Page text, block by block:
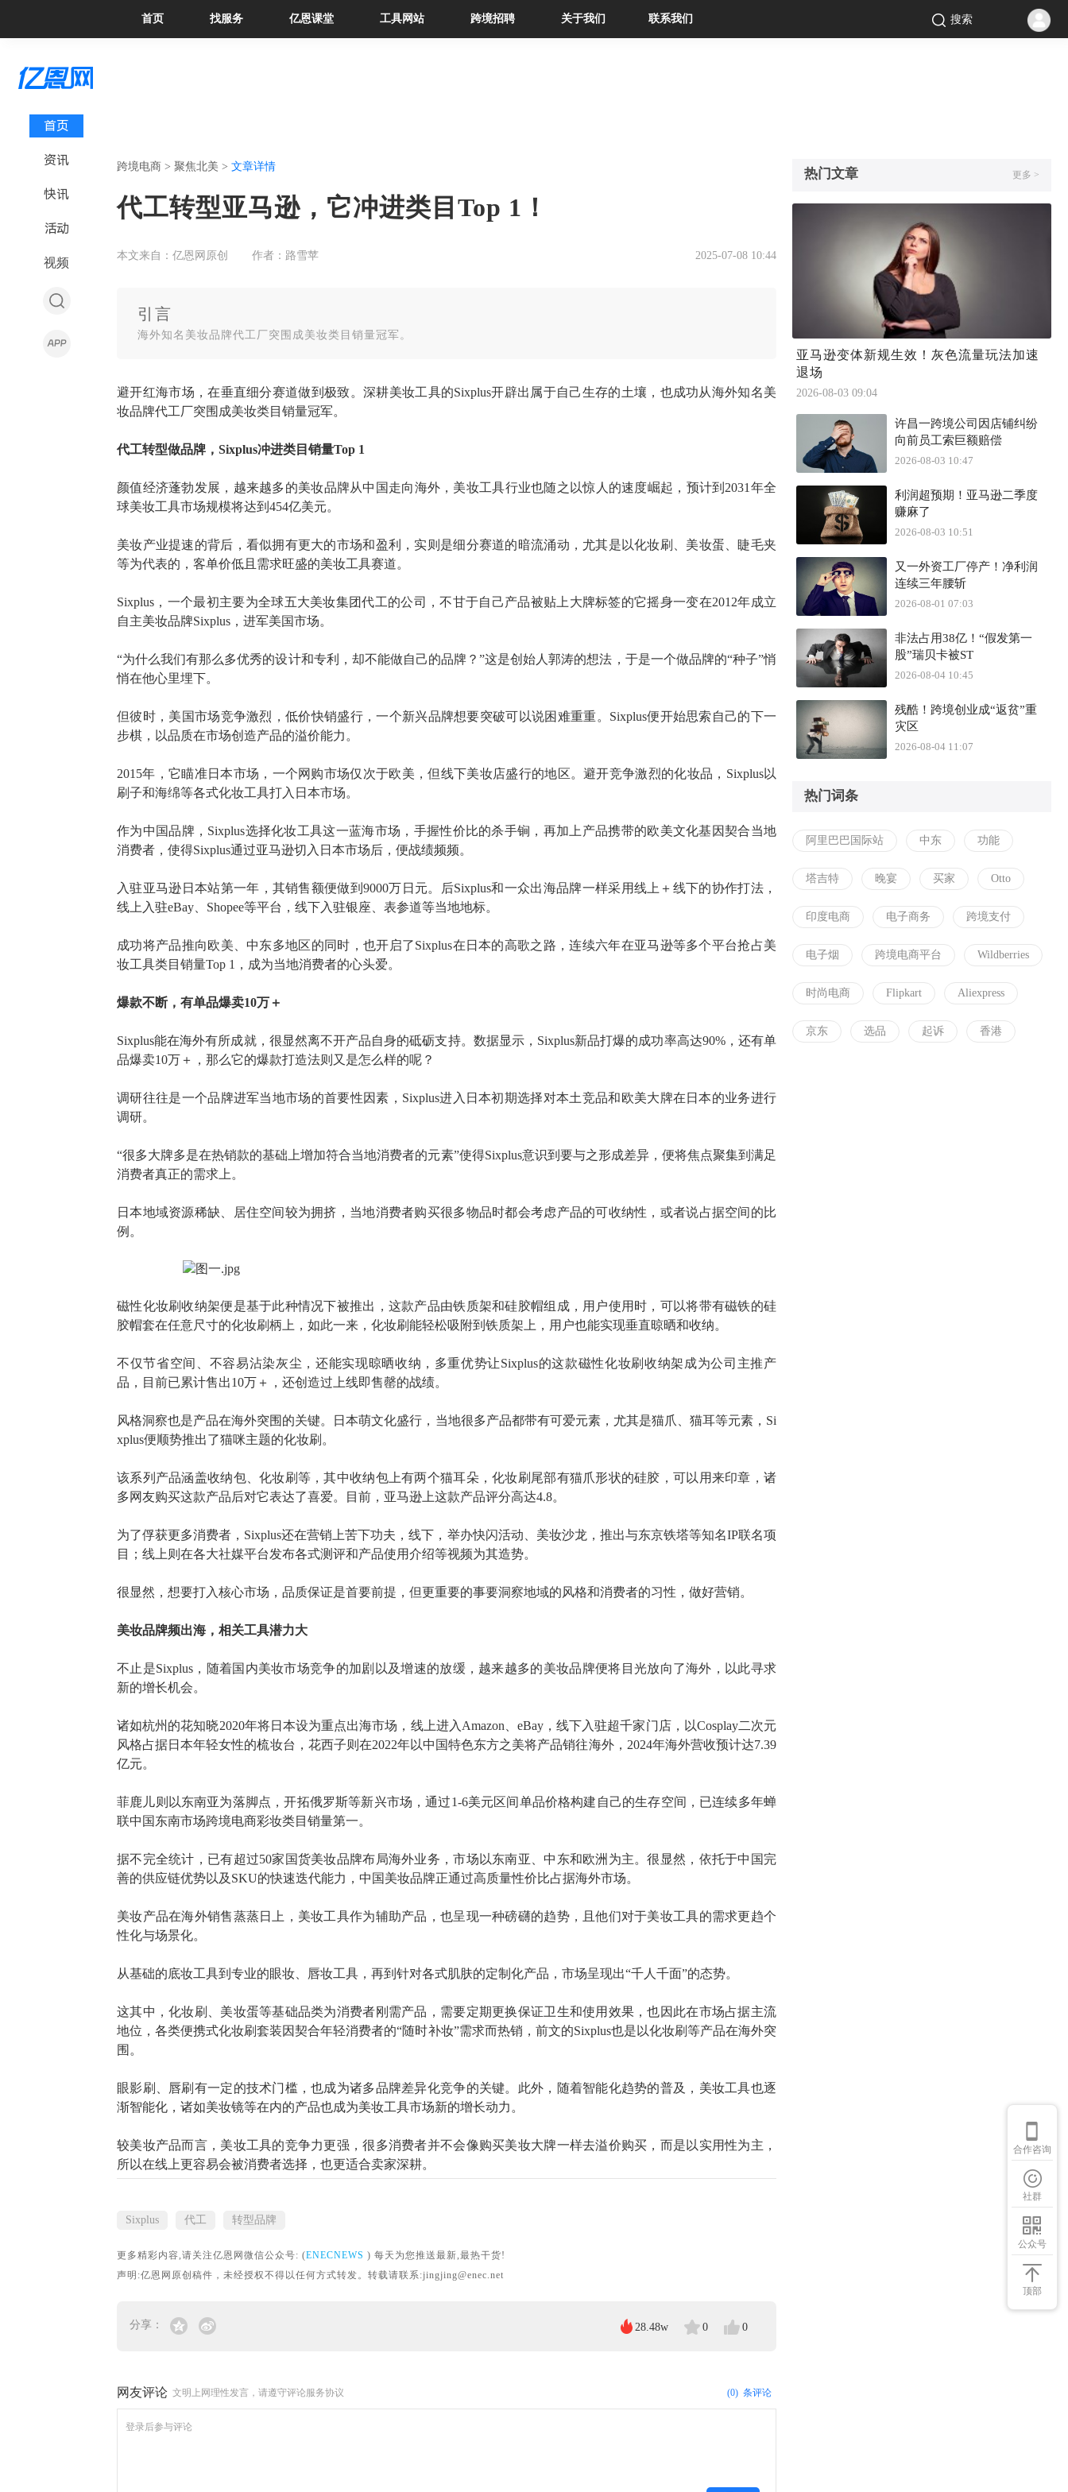
首页 找服务 亿恩课堂 工具网站 跨境招聘 关于我们 联系我们 搜索
首页
资讯
快讯
活动
视频
跨境电商 > 聚焦北美 > 文章详情
代工转型亚马逊，它冲进类目Top 1！
本文来自：亿恩网原创 作者：路雪苹 2025-07-08 10:44
引言
海外知名美妆品牌代工厂突围成美妆类目销量冠军。
避开红海市场，在垂直细分赛道做到极致。深耕美妆工具的Sixplus开辟出属于自己生存的土壤，也成功从海外知名美
妆品牌代工厂突围成美妆类目销量冠军。
代工转型做品牌， Sixplus冲进类目销量Top 1
颜值经济蓬勃发展，越来越多的美妆品牌从中国走向海外，美妆工具行业也随之以惊人的速度崛起，预计到 2031年全
球美妆工具市场规模将达到454亿美元。
美妆产业提速的背后，看似拥有更大的市场和盈利，实则是细分赛道的暗流涌动，尤其是以化妆刷、美妆蛋、睫毛夹
等为代表的，客单价低且需求旺盛的美妆工具赛道。
Sixplus，一个最初主要为全球五大美妆集团代工的公司，不甘于自己产品被贴上大牌标签的它摇身一变在2012年成立
自主美妆品牌Sixplus，进军美国市场。
“为什么我们有那么多优秀的设计和专利，却不能做自己的品牌？”这是创始人郭涛的想法，于是一个做品牌的“种子”悄
悄在他心里埋下。
但彼时，美国市场竞争激烈，低价快销盛行，一个新兴品牌想要突破可以说困难重重。 Sixplus便开始思索自己的下一
步棋，以品质在市场创造产品的溢价能力。
2015年，它瞄准日本市场，一个网购市场仅次于欧美，但线下美妆店盛行的地区。避开竞争激烈的化妆品，Sixplus以
刷子和海绵等各式化妆工具打入日本市场。
作为中国品牌， Sixplus选择化妆工具这一蓝海市场，手握性价比的杀手锏，再加上产品携带的欧美文化基因契合当地
消费者，使得Sixplus通过亚马逊切入日本市场后，便战绩频频。
入驻亚马逊日本站第一年，其销售额便做到9000万日元。后Sixplus和一众出海品牌一样采用线上＋线下的协作打法，
线上入驻eBay、Shopee等平台，线下入驻银座、表参道等当地地标。
成功将产品推向欧美、中东多地区的同时，也开启了Sixplus在日本的高歌之路，连续六年在亚马逊等多个平台抢占美
妆工具类目销量Top 1，成为当地消费者的心头爱。
爆款不断，有单品爆卖10万＋
Sixplus能在海外有所成就，很显然离不开产品自身的砥砺支持。数据显示，Sixplus新品打爆的成功率高达90%，还有单
品爆卖10万＋，那么它的爆款打造法则又是怎么样的呢？
调研往往是一个品牌进军当地市场的首要性因素， Sixplus进入日本初期选择对本土竞品和欧美大牌在日本的业务进行
调研。
“很多大牌多是在热销款的基础上增加符合当地消费者的元素”使得Sixplus意识到要与之形成差异，便将焦点聚集到满足
消费者真正的需求上。
日本地域资源稀缺、居住空间较为拥挤，当地消费者购买很多物品时都会考虑产品的可收纳性，或者说占据空间的比
例。
磁性化妆刷收纳架便是基于此种情况下被推出，这款产品由铁质架和硅胶帽组成，用户使用时，可以将带有磁铁的硅
胶帽套在任意尺寸的化妆刷柄上， 如此一来，化妆刷能轻松吸附到铁质架 上 ， 用户也能实现垂直晾晒和收纳。
不仅节省空间、不容易沾染灰尘，还能实现晾晒收纳，多重优势让Sixplus的这款磁性化妆刷收纳架成为公司主推产
品，目前已累计售出10万＋，还创造过上线即售罄的战绩。
风格洞察也是产品在海外突围的关键。 日本萌文化盛行，当地很多产品都带有可爱元素，尤其是猫爪、猫耳等元素， Si
xplus便顺势推出了猫咪主题的化妆刷。
该系列产品涵盖收纳包、化妆刷等，其中收纳包上有两个猫耳朵，化妆刷尾部有猫爪形状的硅胶，可以用来印章，诸
多网友购买这款产品后对它表达了喜爱。目前，亚马逊上这款产品评分高达4.8。
为了俘获更多消费者， Sixplus还在营销上苦下功夫，线下，举办快闪活动、美妆沙龙，推出与东京铁塔等知名IP联名项
目；线上则在各大社媒平台发布各式测评和产品使用介绍等视频为其造势。
很显然，想要打入核心市场，品质保证是首要前提，但更重要的事要洞察地域的风格和消费者的习性，做好营销。
美妆品牌频出海，相关工具潜力大
不止是Sixplus，随着国内美妆市场竞争的加剧以及增速的放缓，越来越多的美妆品牌便将目光放向了海外，以此寻求
新的增长机会。
诸如杭州的花知晓2020年将日本设为重点出海市场，线上进入Amazon、eBay，线下入驻超千家门店，以Cosplay二次元
风格占据日本年轻女性的梳妆台，花西子则在2022年以中国特色东方之美将产品销往海外，2024年海外营收预计达7.39
亿元。
菲鹿儿则以东南亚为落脚点，开拓俄罗斯等新兴市场，通过1-6美元区间单品价格构建自己的生存空间，已连续多年蝉
联中国东南市场跨境电商彩妆类目销量第一。
据不完全统计，已有超过50家国货美妆品牌布局海外业务，市场以东南亚、中东和欧洲为主。很显然，依托于中国完
善的供应链优势以及SKU的快速迭代能力，中国美妆品牌正通过高质量性价比占据海外市场。
美妆产品在海外销售蒸蒸日上，美妆工具作为辅助产品，也呈现一种磅礴的趋势，且他们对于美妆工具的需求更趋个
性化与场景化。
从基础的底妆工具到专业的眼妆、唇妆工具，再到针对各式肌肤的定制化产品，市场呈现出“千人千面”的态势。
这其中，化妆刷、美妆蛋等基础品类为消费者刚需产品，需要定期更换保证卫生和使用效果，也因此在市场占据主流
地位，各类便携式化妆刷套装因契合年轻消费者的“随时补妆”需求而热销，前文的Sixplus也是以化妆刷等产品在海外突
围。
眼影刷、唇刷有一定的技术门槛，也成为诸多品牌差异化竞争的关键。此外，随着智能化趋势的普及，美妆工具也逐
渐智能化，诸如美妆镜等在内的产品也成为美妆工具市场新的增长动力。
较美妆产品而言，美妆工具的竞争力更强，很多消费者并不会像购买美妆大牌一样去溢价购买，而是以实用性为主，
所以在线上更容易会被消费者选择，也更适合卖家深耕。
Sixplus 代工 转型品牌
更多精彩内容,请关注亿恩网微信公众号: (ENECNEWS ) 每天为您推送最新,最热干货!
声明:亿恩网原创稿件，未经授权不得以任何方式转发。转载请联系:jingjing@enec.net
分享： 28.48w 0 0
网友评论 文明上网理性发言，请遵守评论服务协议 (0) 条评论
热门文章 更多 >
亚马逊变体新规生效！灰色流量玩法加速
退场
2026-08-03 09:04
许昌一跨境公司因店铺纠纷
向前员工索巨额赔偿
2026-08-03 10:47
利润超预期！亚马逊二季度
赚麻了
2026-08-03 10:51
又一外资工厂停产！净利润
连续三年腰斩
2026-08-01 07:03
非法占用38亿！“假发第一
股”瑞贝卡被ST
2026-08-04 10:45
残酷！跨境创业成“返贫”重
灾区
2026-08-04 11:07
热门词条
阿里巴巴国际站 中东 功能
塔吉特 晚宴 买家 Otto
印度电商 电子商务 跨境支付
电子烟 跨境电商平台 Wildberries
时尚电商 Flipkart Aliexpress
京东 选品 起诉 香港
合作咨询
社群
公众号
顶部